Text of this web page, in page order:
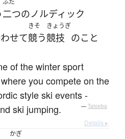
ふた
二つのノルディック
せて
きそ
競う
きょうぎ
競技 のこと
of the winter sport
you compete on the
style ski events -
ski jumping.
— Tatoeba
Details ▸
かぎ